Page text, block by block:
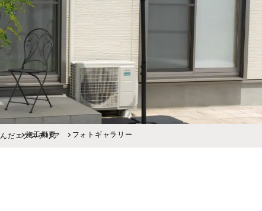
だエクステリア
施工概要 フォトギャラリー